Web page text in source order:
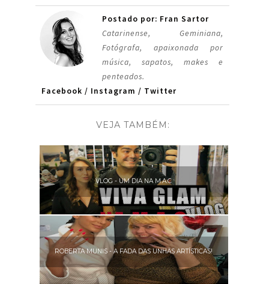
Postado por: Fran Sartor
Catarinense, Geminiana,
Fotógrafa, apaixonada por
música, sapatos, makes e
penteados.
Facebook / Instagram / Twitter
VEJA TAMBÉM:
VLOG - UM DIA NA M.A.C
ROBERTA MUNIS - A FADA DAS UNHAS ARTÍSTICAS!